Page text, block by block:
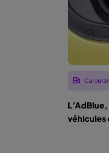
véhicules